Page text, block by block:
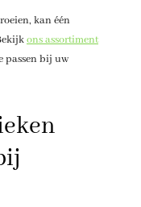
kan één
ons assortiment
passen bij uw